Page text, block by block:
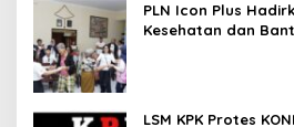
PLN Icon Plus
Kesehatan dan
LSM KPK Protes